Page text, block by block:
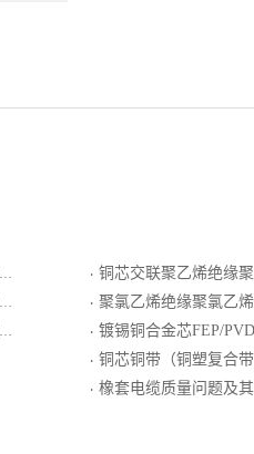
· 铜芯交联聚乙烯绝缘聚氯乙烯护套铜
· 聚氯乙烯绝缘聚氯乙烯护套一般用精密级
· 镀锡铜合金芯FEP/PVDE组合绝缘镀锡圆
· 铜芯铜带（铜塑复合带）总屏聚氯乙烯绝缘
· 橡套电缆质量问题及